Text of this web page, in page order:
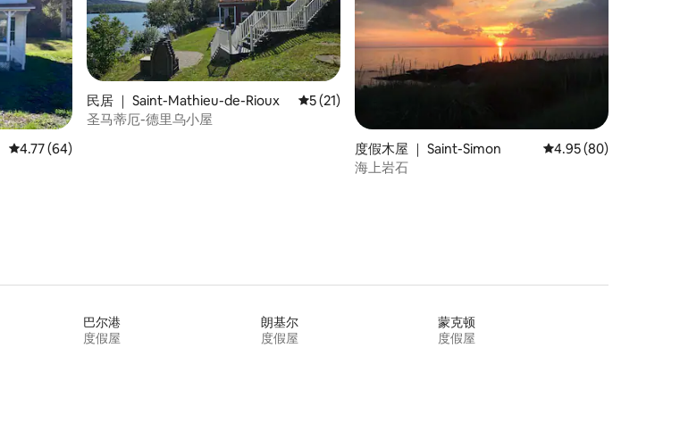
平均评分 4.77 分（满分 5 分），共 64 条评价
4.77 (64)
民居 ｜ Saint-Mathieu-de-Rioux 平均评分 5 分（满分 5 分），共 21 条评价
5 (21)
圣马蒂厄-德里乌小屋
度假木屋 ｜ Saint-Simon 平均评分 4.95 分（满
4.95 (80)
海上岩石
巴尔港
度假屋
朗基尔
度假屋
蒙克顿
度假屋